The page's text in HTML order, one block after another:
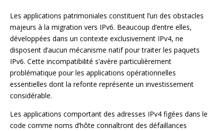
Les applications patrimoniales constituent l’un des obstacles
majeurs à la migration vers IPv6. Beaucoup d’entre elles,
développées dans un contexte exclusivement IPv4, ne
disposent d’aucun mécanisme natif pour traiter les paquets
IPv6. Cette incompatibilité s’avère particulièrement
problématique pour les applications opérationnelles
essentielles dont la refonte représente un investissement
considérable.
Les applications comportant des adresses IPv4 figées dans le
code comme noms d’hôte connaîtront des défaillances